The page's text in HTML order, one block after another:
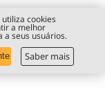
cookies
a melhor
a seus usuários.
Saber mais